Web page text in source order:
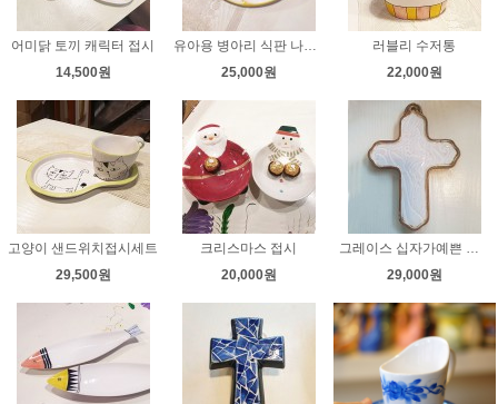
어미닭 토끼 캐릭터 접시
14,500원
유아용 병아리 식판 나눔접시
25,000원
러블리 수저통
22,000원
고양이 샌드위치접시세트
29,500원
크리스마스 접시
20,000원
그레이스 십자가예쁜 선물용 십자가
29,000원